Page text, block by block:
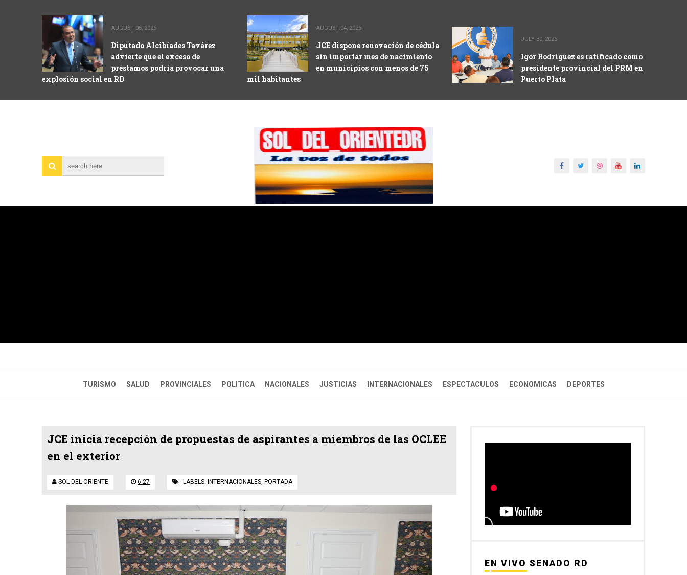
AUGUST 05, 2026
Diputado Alcibíades Tavárez
advierte que el exceso de
préstamos podría provocar una
explosión social en RD
AUGUST 04, 2026
JCE dispone renovación de cédula
sin importar mes de nacimiento
en municipios con menos de 75
mil habitantes
JULY 30, 2026
Igor Rodríguez es ratificado como
presidente provincial del PRM en
Puerto Plata
TURISMO SALUD PROVINCIALES POLITICA NACIONALES JUSTICIAS INTERNACIONALES ESPECTACULOS ECONOMICAS DEPORTES
JCE inicia recepción de propuestas de aspirantes a miembros de las OCLEE
en el exterior
SOL DEL ORIENTE 6:27 LABELS: INTERNACIONALES PORTADA
EN VIVO SENADO RD